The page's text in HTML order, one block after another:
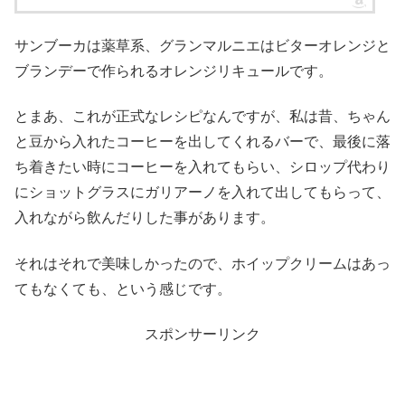
サンブーカは薬草系、グランマルニエはビターオレンジと
ブランデーで作られるオレンジリキュールです。
とまあ、これが正式なレシピなんですが、私は昔、ちゃん
と豆から入れたコーヒーを出してくれるバーで、最後に落
ち着きたい時にコーヒーを入れてもらい、シロップ代わり
にショットグラスにガリアーノを入れて出してもらって、
入れながら飲んだりした事があります。
それはそれで美味しかったので、ホイップクリームはあっ
てもなくても、という感じです。
スポンサーリンク